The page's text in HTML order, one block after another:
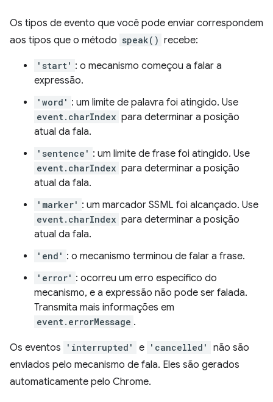
Os tipos de evento que você pode enviar correspondem
aos tipos que o método speak() recebe:
'start' : o mecanismo começou a falar a
expressão.
'word' : um limite de palavra foi atingido. Use
event.charIndex para determinar a posição
atual da fala.
'sentence' : um limite de frase foi atingido. Use
event.charIndex para determinar a posição
atual da fala.
'marker' : um marcador SSML foi alcançado. Use
event.charIndex para determinar a posição
atual da fala.
'end' : o mecanismo terminou de falar a frase.
'error' : ocorreu um erro específico do
mecanismo, e a expressão não pode ser falada.
Transmita mais informações em
event.errorMessage .
Os eventos 'interrupted' e 'cancelled'
não são
enviados pelo mecanismo de fala. Eles são gerados
automaticamente pelo Chrome.